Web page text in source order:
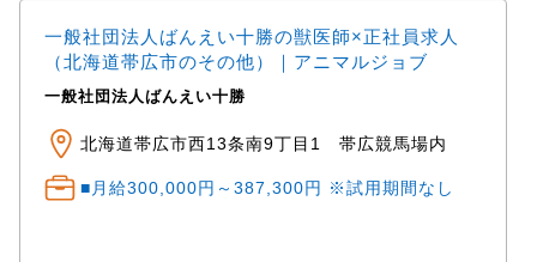
一般社団法人ばんえい十勝の獣医師×正社員求人
（北海道帯広市のその他）｜アニマルジョブ
一般社団法人ばんえい十勝
北海道帯広市西13条南9丁目1 帯広競馬場内
■月給300,000円～387,300円 ※試用期間なし